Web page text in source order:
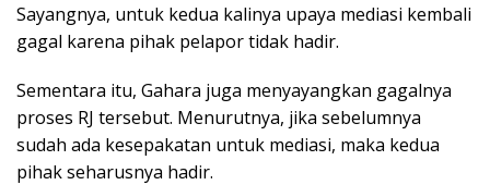
Sayangnya, untuk kedua kalinya upaya mediasi kembali
gagal karena pihak pelapor tidak hadir.
Sementara itu, Gahara juga menyayangkan gagalnya
proses RJ tersebut. Menurutnya, jika sebelumnya
sudah ada kesepakatan untuk mediasi, maka kedua
pihak seharusnya hadir.